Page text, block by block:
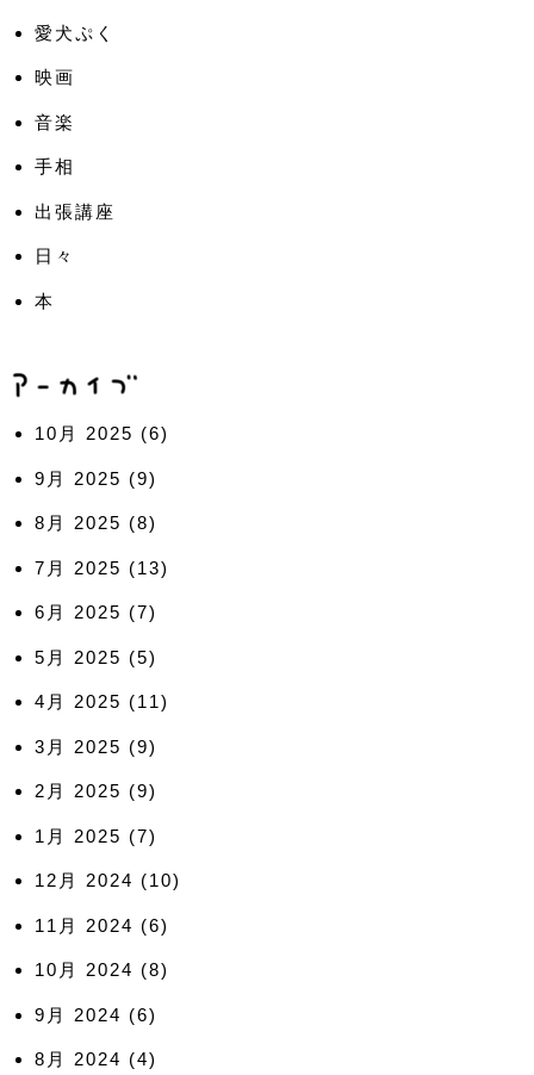
愛犬ぷく
映画
音楽
手相
出張講座
日々
本
10月 2025 (6)
9月 2025 (9)
8月 2025 (8)
7月 2025 (13)
6月 2025 (7)
5月 2025 (5)
4月 2025 (11)
3月 2025 (9)
2月 2025 (9)
1月 2025 (7)
12月 2024 (10)
11月 2024 (6)
10月 2024 (8)
9月 2024 (6)
8月 2024 (4)